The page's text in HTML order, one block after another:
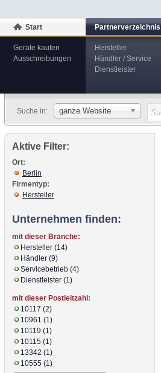
Start
Geräte kaufen
Ausschreibungen
Partnerverzeichnis
Hersteller
Händler / Service
Dienstleister
Suche in: ganze Website
Aktive Filter:
Ort:
Berlin
Firmentyp:
Hersteller
Unternehmen finden:
mit dieser Branche:
Hersteller (14)
Händler (9)
Servicebetrieb (4)
Dienstleister (1)
mit dieser Postleitzahl:
10117 (2)
10961 (1)
10119 (1)
10115 (1)
13342 (1)
10555 (1)